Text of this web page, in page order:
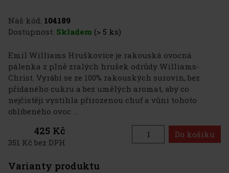
Náš kód: 104189
Dostupnost: Skladem (> 5 ks)
Emil Williams Hruškovice je rakouská ovocná
pálenka z plně zralých hrušek odrůdy Williams-
Christ. Vyrábí se ze 100% rakouských surovin, bez
přidaného cukru a bez umělých aromat, aby co
nejčistěji vystihla přirozenou chuť a vůni tohoto
oblíbeného ovoc ...
425 Kč
351 Kč bez DPH
Do košíku
Varianty produktu